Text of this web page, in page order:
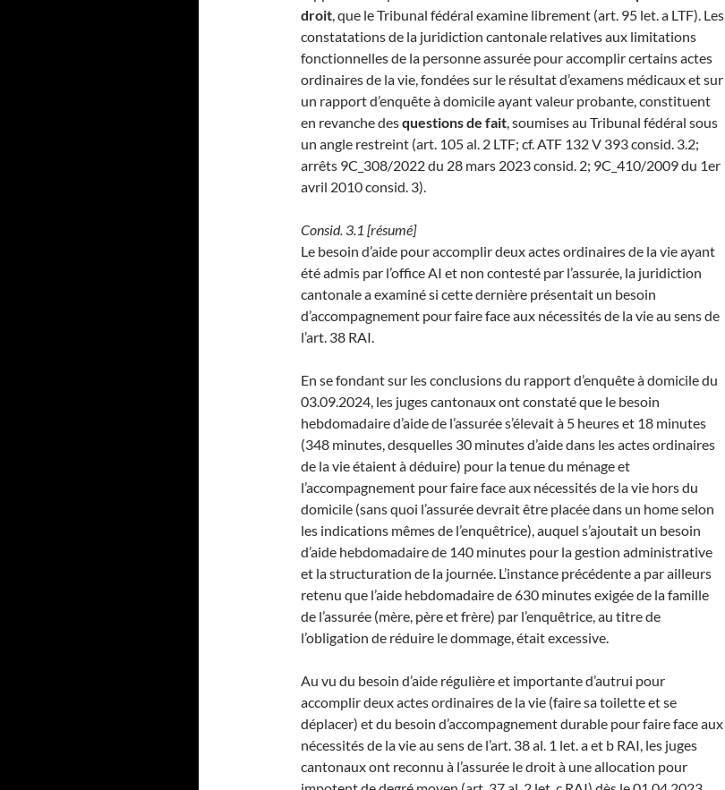
droit , que le Tribunal fédéral examine librement (art. 95 let. a LTF). Les
constatations de la juridiction cantonale relatives aux limitations
fonctionnelles de la personne assurée pour accomplir certains actes
ordinaires de la vie, fondées sur le résultat d’examens médicaux et sur
un rapport d’enquête à domicile ayant valeur probante, constituent
en revanche desquestions de fait , soumises au Tribunal fédéral sous
un angle restreint (art. 105 al. 2 LTF; cf. ATF 132 V 393 consid. 3.2;
arrêts 9C_308/2022 du 28 mars 2023 consid. 2; 9C_410/2009 du 1er
avril 2010 consid. 3).
Consid. 3.1 [résumé]
Le besoin d’aide pour accomplir deux actes ordinaires de la vie ayant
été admis par l’office AI et non contesté par l’assurée, la juridiction
cantonale a examiné si cette dernière présentait un besoin
d’accompagnement pour faire face aux nécessités de la vie au sens de
l’art. 38 RAI.
En se fondant sur les conclusions du rapport d’enquête à domicile du
03.09.2024, les juges cantonaux ont constaté que le besoin
hebdomadaire d’aide de l’assurée s’élevait à 5 heures et 18 minutes
(348 minutes, desquelles 30 minutes d’aide dans les actes ordinaires
de la vie étaient à déduire) pour la tenue du ménage et
l’accompagnement pour faire face aux nécessités de la vie hors du
domicile (sans quoi l’assurée devrait être placée dans un home selon
les indications mêmes de l’enquêtrice), auquel s’ajoutait un besoin
d’aide hebdomadaire de 140 minutes pour la gestion administrative
et la structuration de la journée. L’instance précédente a par ailleurs
retenu que l’aide hebdomadaire de 630 minutes exigée de la famille
de l’assurée (mère, père et frère) par l’enquêtrice, au titre de
l’obligation de réduire le dommage, était excessive.
Au vu du besoin d’aide régulière et importante d’autrui pour
accomplir deux actes ordinaires de la vie (faire sa toilette et se
déplacer) et du besoin d’accompagnement durable pour faire face aux
nécessités de la vie au sens de l’art. 38 al. 1 let. a et b RAI, les juges
cantonaux ont reconnu à l’assurée le droit à une allocation pour